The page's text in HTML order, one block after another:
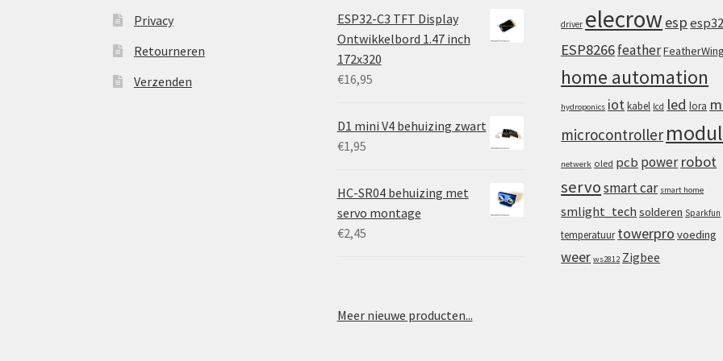
Privacy
Retourneren
Verzenden
ESP32-C3 TFT Display
Ontwikkelbord 1.47 inch
172x320
€16,95
D1 mini V4 behuizing zwart
€1,95
HC-SR04 behuizing met
servo montage
€2,45
Meer nieuwe producten...
driver elecrowespesp32
ESP8266featherFeatherWing
home automation
hydroponics iotkabel lcd led lora
microcontroller
netwerk oled pcb power robot
servosmart car smart home
smlight_tech solderen Sparkfun
temperatuur towerpro voeding
weer ws2812 Zigbee